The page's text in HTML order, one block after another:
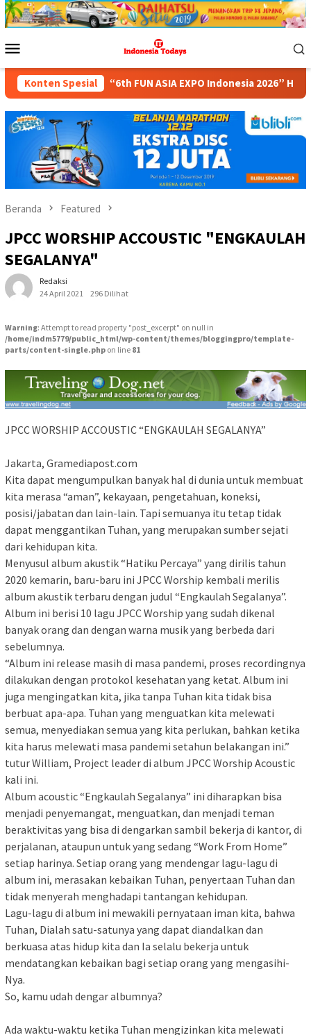
Loncat
ke
Mobile
Konten Spesial
“6th FUN ASIA EXPO Indonesia 2026” Hadir dengan
Beranda Featured
JPCC WORSHIP ACCOUSTIC "ENGKAULAH
SEGALANYA"
Redaksi
24 April 2021
296 Dilihat
Warning: Attempt to read property "post_excerpt" on null in
/home/indm5779/public_html/wp-content/themes/bloggingpro/template-
parts/content-single.php on line 81
JPCC WORSHIP ACCOUSTIC “ENGKAULAH SEGALANYA”
Jakarta, Gramediapost.com
Kita dapat mengumpulkan banyak hal di dunia untuk membuat
kita merasa “aman”, kekayaan, pengetahuan, koneksi,
posisi/jabatan dan lain-lain. Tapi semuanya itu tetap tidak
dapat menggantikan Tuhan, yang merupakan sumber sejati
dari kehidupan kita.
Menyusul album akustik “Hatiku Percaya” yang dirilis tahun
2020 kemarin, baru-baru ini JPCC Worship kembali merilis
album akustik terbaru dengan judul “Engkaulah Segalanya”.
Album ini berisi 10 lagu JPCC Worship yang sudah dikenal
banyak orang dan dengan warna musik yang berbeda dari
sebelumnya.
“Album ini release masih di masa pandemi, proses recordingnya
dilakukan dengan protokol kesehatan yang ketat. Album ini
juga mengingatkan kita, jika tanpa Tuhan kita tidak bisa
berbuat apa-apa. Tuhan yang menguatkan kita melewati
semua, menyediakan semua yang kita perlukan, bahkan ketika
kita harus melewati masa pandemi setahun belakangan ini.”
tutur William, Project leader di album JPCC Worship Acoustic
kali ini.
Album acoustic “Engkaulah Segalanya” ini diharapkan bisa
menjadi penyemangat, menguatkan, dan menjadi teman
beraktivitas yang bisa di dengarkan sambil bekerja di kantor, di
perjalanan, ataupun untuk yang sedang “Work From Home”
setiap harinya. Setiap orang yang mendengar lagu-lagu di
album ini, merasakan kebaikan Tuhan, penyertaan Tuhan dan
tidak menyerah menghadapi tantangan kehidupan.
Lagu-lagu di album ini mewakili pernyataan iman kita, bahwa
Tuhan, Dialah satu-satunya yang dapat diandalkan dan
berkuasa atas hidup kita dan Ia selalu bekerja untuk
mendatangkan kebaikan bagi setiap orang yang mengasihi-
Nya.
So, kamu udah dengar albumnya?
Ada waktu-waktu ketika Tuhan mengizinkan kita melewati